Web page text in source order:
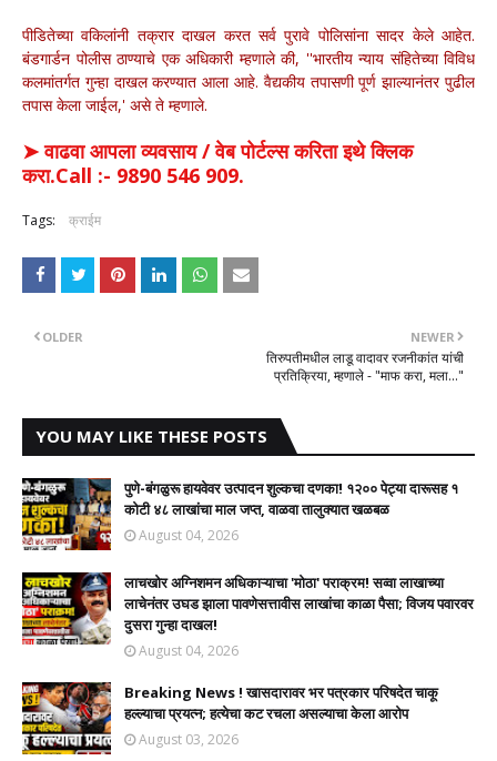
पीडितेच्या वकिलांनी तक्रार दाखल करत सर्व पुरावे पोलिसांना सादर केले आहेत.
बंडगार्डन पोलीस ठाण्याचे एक अधिकारी म्हणाले की, ''भारतीय न्याय संहितेच्या विविध
कलमांतर्गत गुन्हा दाखल करण्यात आला आहे. वैद्यकीय तपासणी पूर्ण झाल्यानंतर पुढील
तपास केला जाईल,' असे ते म्हणाले.
➤ वाढवा आपला व्यवसाय / वेब पोर्टल्स करिता इथे क्लिक
करा.Call :- 9890 546 909.
Tags: क्राईम
NEWER
तिरुपतीमधील लाडू वादावर रजनीकांत यांची
प्रतिक्रिया, म्हणाले - "माफ करा, मला..."
OLDER
YOU MAY LIKE THESE POSTS
पुणे-बंगळुरू हायवेवर उत्पादन शुल्कचा दणका! १२०० पेट्या दारूसह १
कोटी ४८ लाखांचा माल जप्त, वाळवा तालुक्यात खळबळ
August 04, 2026
लाचखोर अग्निशमन अधिकाऱ्याचा 'मोठा' पराक्रम! सव्वा लाखाच्या
लाचेनंतर उघड झाला पावणेसत्तावीस लाखांचा काळा पैसा; विजय पवारवर
दुसरा गुन्हा दाखल!​
August 04, 2026
Breaking News ! खासदारावर भर पत्रकार परिषदेत चाकू
हल्ल्याचा प्रयत्न; हत्येचा कट रचला असल्याचा केला आरोप
August 03, 2026